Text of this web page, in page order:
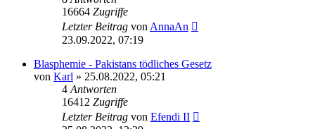
16664 Zugriffe
Letzter Beitrag von AnnaAn
23.09.2022, 07:19
Blasphemie - Pakistans tödliches Gesetz
von Karl » 25.08.2022, 05:21
4 Antworten
16412 Zugriffe
Letzter Beitrag von Efendi II